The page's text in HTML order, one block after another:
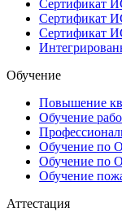
Сертификат
Сертификат
Сертификат
Обучение
Повышение
Обучение
Обучение по
Обучение по
Обучение
Аттестация